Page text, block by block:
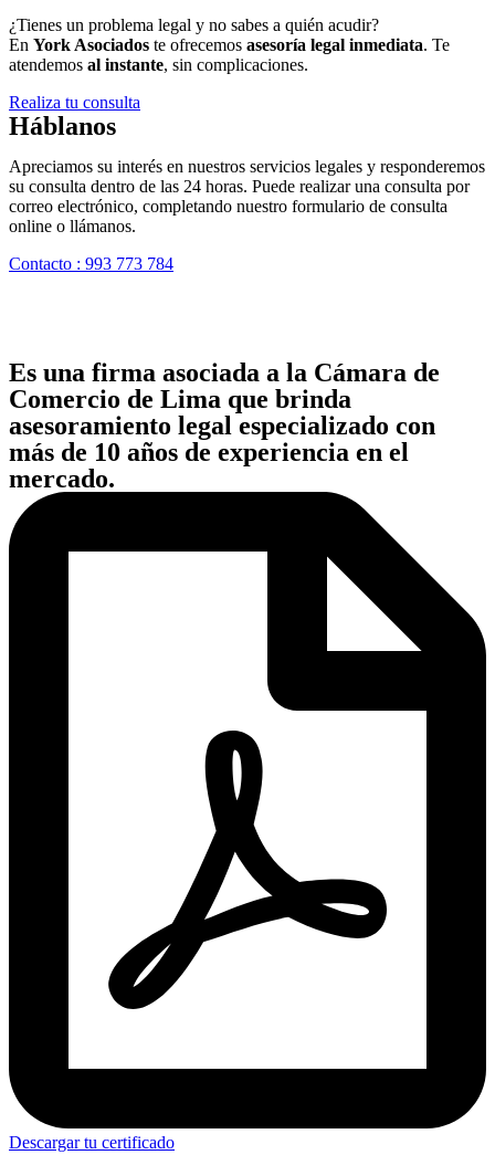
¿Tienes un problema legal y no sabes a quién acudir?
En York Asociados te ofrecemos asesoría legal inmediata. Te
atendemos al instante, sin complicaciones.
Realiza tu consulta
Háblanos
Apreciamos su interés en nuestros servicios legales y responderemos
su consulta dentro de las 24 horas. Puede realizar una consulta por
correo electrónico, completando nuestro formulario de consulta
online o llámanos.
Contacto : 993 773 784
Es una firma asociada a la Cámara de
Comercio de Lima que brinda
asesoramiento legal especializado con
más de 10 años de experiencia en el
mercado.
Descargar tu certificado